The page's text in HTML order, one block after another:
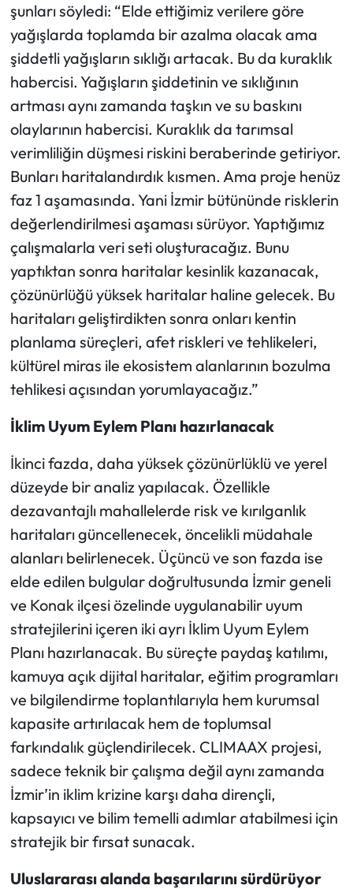
şunları söyledi: “Elde ettiğimiz verilere göre
yağışlarda toplamda bir azalma olacak ama
şiddetli yağışların sıklığı artacak. Bu da kuraklık
habercisi. Yağışların şiddetinin ve sıklığının
artması aynı zamanda taşkın ve su baskını
olaylarının habercisi. Kuraklık da tarımsal
verimliliğin düşmesi riskini beraberinde getiriyor.
Bunları haritalandırdık kısmen. Ama proje henüz
faz 1 aşamasında. Yani İzmir bütününde risklerin
değerlendirilmesi aşaması sürüyor. Yaptığımız
çalışmalarla veri seti oluşturacağız. Bunu
yaptıktan sonra haritalar kesinlik kazanacak,
çözünürlüğü yüksek haritalar haline gelecek. Bu
haritaları geliştirdikten sonra onları kentin
planlama süreçleri, afet riskleri ve tehlikeleri,
kültürel miras ile ekosistem alanlarının bozulma
tehlikesi açısından yorumlayacağız.”
İklim Uyum Eylem Planı hazırlanacak
İkinci fazda, daha yüksek çözünürlüklü ve yerel
düzeyde bir analiz yapılacak. Özellikle
dezavantajlı mahallelerde risk ve kırılganlık
haritaları güncellenecek, öncelikli müdahale
alanları belirlenecek. Üçüncü ve son fazda ise
elde edilen bulgular doğrultusunda İzmir geneli
ve Konak ilçesi özelinde uygulanabilir uyum
stratejilerini içeren iki ayrı İklim Uyum Eylem
Planı hazırlanacak. Bu süreçte paydaş katılımı,
kamuya açık dijital haritalar, eğitim programları
ve bilgilendirme toplantılarıyla hem kurumsal
kapasite artırılacak hem de toplumsal
farkındalık güçlendirilecek. CLIMAAX projesi,
sadece teknik bir çalışma değil aynı zamanda
İzmir’in iklim krizine karşı daha dirençli,
kapsayıcı ve bilim temelli adımlar atabilmesi için
stratejik bir fırsat sunacak.
Uluslararası alanda başarılarını sürdürüyor